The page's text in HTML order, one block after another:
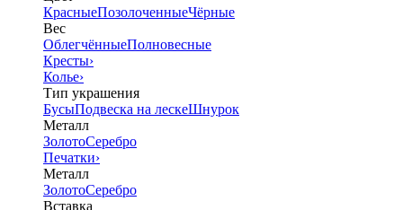
КрасныеПозолоченныеЧёрные
Вес
ОблегчённыеПолновесные
Кресты›
Колье›
Тип украшения
БусыПодвеска на лескеШнурок
Металл
ЗолотоСеребро
Печатки›
Металл
ЗолотоСеребро
Вставка